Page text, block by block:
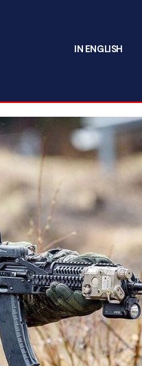
IN ENGLISH